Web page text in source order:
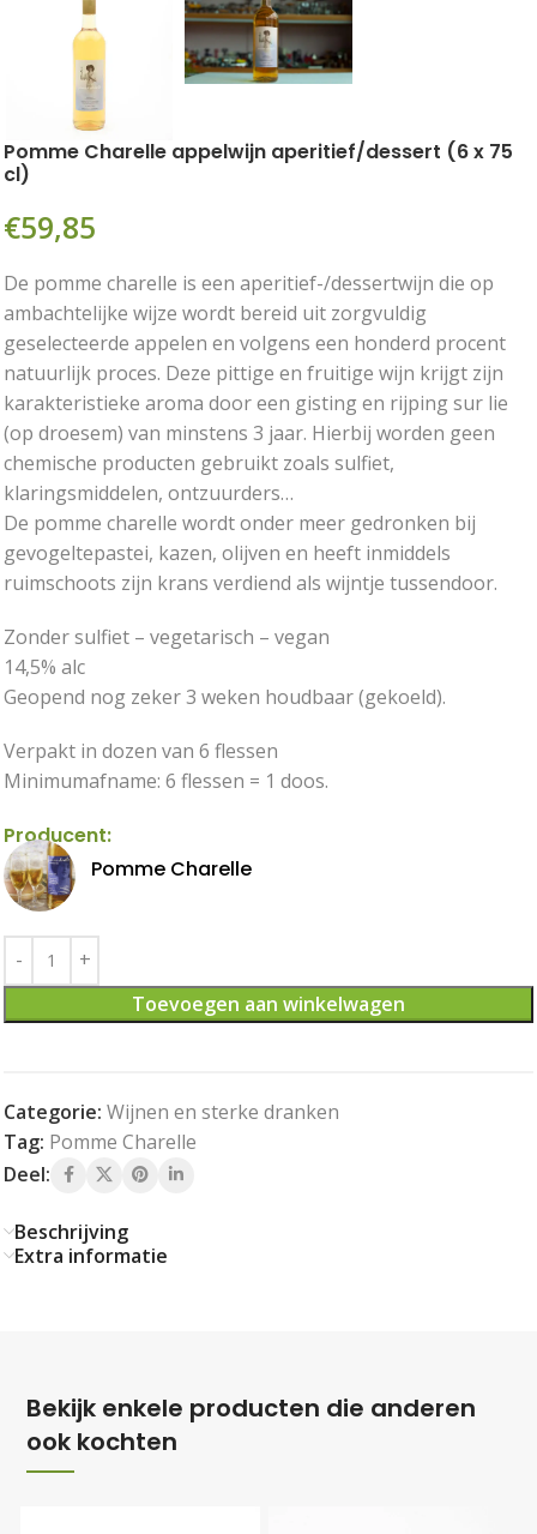
Pomme Charelle appelwijn aperitief/dessert (6 x 75
cl)
€59,85
De pomme charelle is een aperitief-/dessertwijn die op
ambachtelijke wijze wordt bereid uit zorgvuldig
geselecteerde appelen en volgens een honderd procent
natuurlijk proces. Deze pittige en fruitige wijn krijgt zijn
karakteristieke aroma door een gisting en rijping sur lie
(op droesem) van minstens 3 jaar. Hierbij worden geen
chemische producten gebruikt zoals sulfiet,
klaringsmiddelen, ontzuurders…
De pomme charelle wordt onder meer gedronken bij
gevogeltepastei, kazen, olijven en heeft inmiddels
ruimschoots zijn krans verdiend als wijntje tussendoor.
Zonder sulfiet – vegetarisch – vegan
14,5% alc
Geopend nog zeker 3 weken houdbaar (gekoeld).
Verpakt in dozen van 6 flessen
Minimumafname: 6 flessen = 1 doos.
Producent:
Pomme Charelle
Toevoegen aan winkelwagen
Categorie: Wijnen en sterke dranken
Tag: Pomme Charelle
Deel:
Beschrijving
Extra informatie
Bekijk enkele producten die anderen
ook kochten